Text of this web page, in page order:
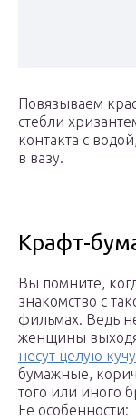
Повязываем
стебли
контакта с
в вазу.
Крафт-
Вы помните,
знакомство с
фильмах. Ведь
женщины
несут целую кучу
бумажные,
того или иного
Ее особенности: